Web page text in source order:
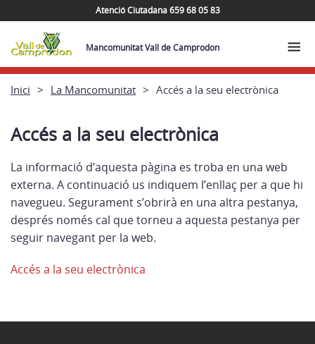
Atenció Ciutadana 659 68 05 83
Mancomunitat Vall de Camprodon
Inici La Mancomunitat Accés a la seu electrònica
Accés a la seu electrònica
La informació d’aquesta pàgina es troba en una web
externa. A continuació us indiquem l’enllaç per a que hi
navegueu. Segurament s’obrirà en una altra pestanya,
després només cal que torneu a aquesta pestanya per
seguir navegant per la web.
Accés a la seu electrònica